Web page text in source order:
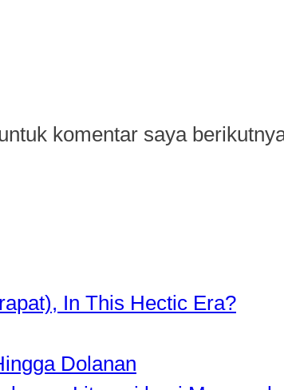
komentar saya
In This Hectic Era?
Dolanan